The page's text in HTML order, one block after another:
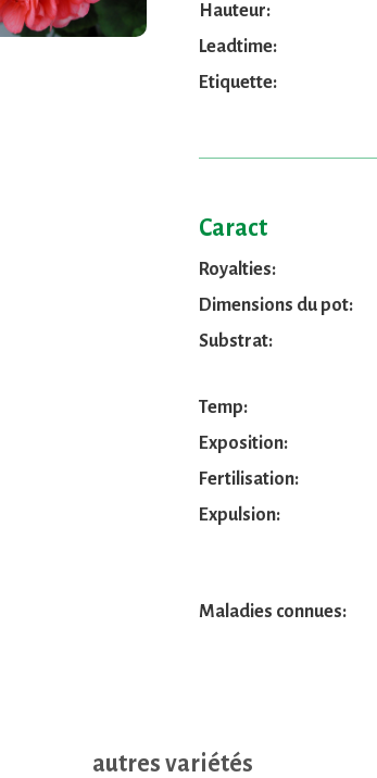
Hauteur:
Leadtime:
Etiquette:
Caract
Royalties:
Dimensions du pot:
Substrat:
Temp:
Exposition:
Fertilisation:
Expulsion:
Maladies connues:
autres variétés